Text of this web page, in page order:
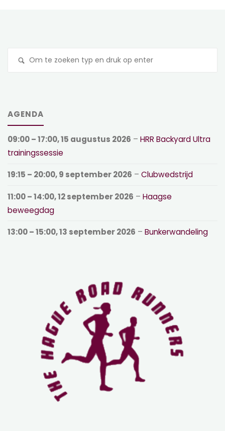
AGENDA
09:00– 17:00,15 augustus 2026 –HRR Backyard Ultra
trainingssessie
19:15 – 20:00,9 september 2026 –Clubwedstrijd
11:00– 14:00,12 september 2026 –Haagse
beweegdag
13:00– 15:00,13 september 2026 –Bunkerwandeling